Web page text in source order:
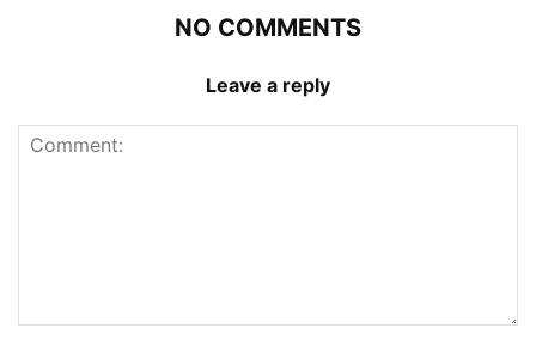
NO COMMENTS
Leave a reply